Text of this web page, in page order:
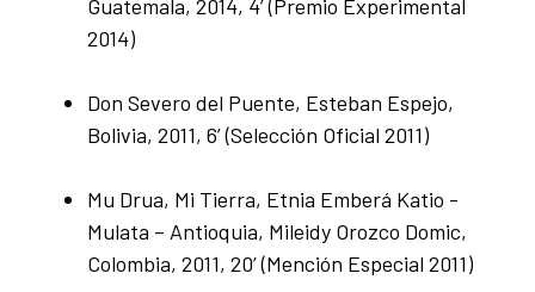
Guatemala, 2014, 4’ (Premio Experimental
2014)
Don Severo del Puente, Esteban Espejo,
Bolivia, 2011, 6’ (Selección Oficial 2011)
Mu Drua, Mi Tierra, Etnia Emberá Katio -
Mulata – Antioquia, Mileidy Orozco Domic,
Colombia, 2011, 20’ (Mención Especial 2011)